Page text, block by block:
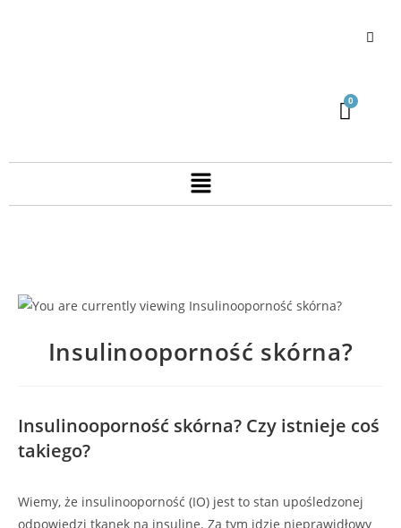
Insulinooporność skórna?
Insulinooporność skórna? Czy istnieje coś
takiego?
Wiemy, że insulinooporność (IO) jest to stan upośledzonej
odpowiedzi tkanek na insulinę. Za tym idzie nieprawidłowy